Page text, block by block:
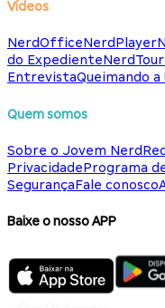
Vídeos
NerdOfficeNerdPlayer
do ExpedienteNerdTour
EntrevistaQueimando a
Quem somos
Sobre o Jovem Nerd
PrivacidadePrograma
SegurançaFale conosco
Baixe o nosso APP